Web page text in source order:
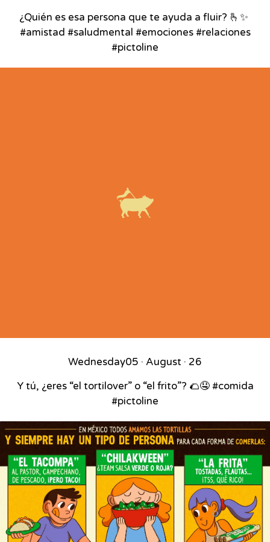
¿Quién es esa persona que te ayuda a fluir? 🫰✨⁣ ⁣
#amistad #saludmental #emociones #relaciones
#pictoline
Wednesday05 · August · 26
Y tú, ¿eres “el tortilover” o “el frito”? 🌮🤤 #comida
#pictoline